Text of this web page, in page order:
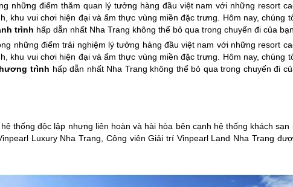
những điểm thăm quan lý tưởng hàng đầu việt nam với những resort
khu vui chơi hiện đại và ẩm thực vùng miền đặc trưng. Hôm nay, chúng
trình hấp dẫn nhất Nha Trang không thể bỏ qua trong chuyến đi của
những điểm trải nghiệm lý tưởng hàng đầu việt nam với những resort
khu vui chơi hiện đại và ẩm thực vùng miền đặc trưng. Hôm nay, chúng
trình hấp dẫn nhất Nha Trang không thể bỏ qua trong chuyến đi
thống độc lập nhưng liên hoàn và hài hòa bên cạnh hệ thống khách sạn
Luxury Nha Trang, Công viên Giải trí Vinpearl Land Nha Trang